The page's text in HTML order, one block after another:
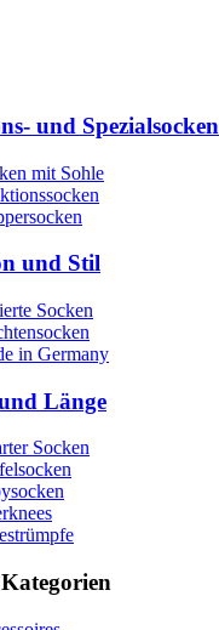
und Spezialsocken
mit Sohle
und Stil
Socken
in Germany
Länge
Socken